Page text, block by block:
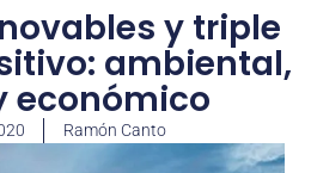
y triple
ambiental,
económico
Ramón Canto